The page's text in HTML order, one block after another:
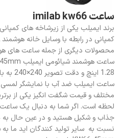
ساعت imilab kw66
برند ایمیلب یکی از زیرشاخه های
کمپانی در رابطه با وسایل خانه
محصولات دیگری از جمله ساعت های
1.28
ساعت ایمیلب ضد آب با نمایشگر
مختلف و قیمت شگفت انگیز یکی از
لحظه است. اگر شما به دنبال یک ساعت
جذاب و شکیل هستید و در عین حال
نسبت به سایر تولید کنندگان اید ما